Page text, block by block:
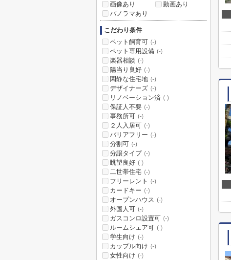
画像あり
動画あり
パノラマあり
こだわり条件
ペット飼育可 (-)
ペット専用設備 (-)
楽器相談 (-)
陽当り良好 (-)
閑静な住宅地 (-)
デザイナーズ (-)
リノベーション済 (-)
保証人不要 (-)
事務所可 (-)
２人入居可 (-)
バリアフリー (-)
分割可 (-)
分譲タイプ (-)
眺望良好 (-)
二世帯住宅 (-)
フリーレント (-)
カードキー (-)
オープンハウス (-)
外国人可 (-)
ガスコンロ設置可 (-)
ルームシェア可 (-)
学生向け (-)
カップル向け (-)
女性向け (-)